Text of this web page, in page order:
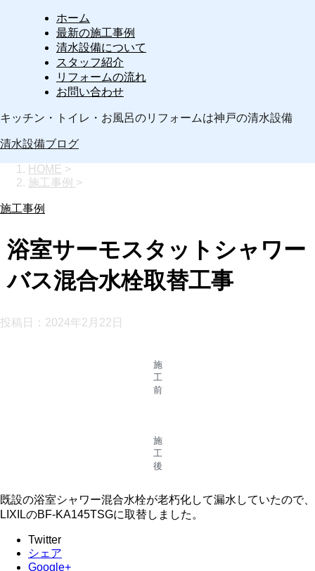
ホーム
最新の施工事例
清水設備について
スタッフ紹介
リフォームの流れ
お問い合わせ
キッチン・トイレ・お風呂のリフォームは神戸の清水設備
清水設備ブログ
HOME >
施工事例 >
施工事例
浴室サーモスタットシャワー
バス混合水栓取替工事
投稿日： 2024年2月22日
施
工
前
施
工
後
既設の浴室シャワー混合水栓が老朽化して漏水していたので、
LIXILのBF-KA145TSGに取替しました。
Twitter
シェア
Google+